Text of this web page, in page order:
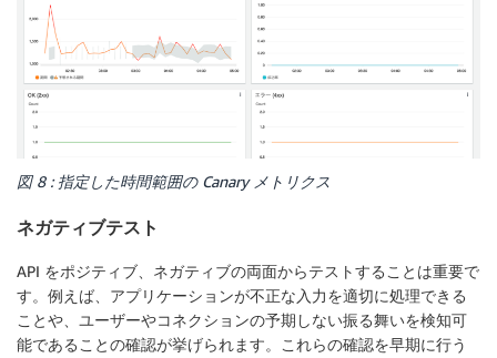
図 8 : 指定した時間範囲の Canary メトリクス
ネガティブテスト
API をポジティブ、ネガティブの両面からテストすることは重要で
す。例えば、アプリケーションが不正な入力を適切に処理できる
ことや、ユーザーやコネクションの予期しない振る舞いを検知可
能であることの確認が挙げられます。これらの確認を早期に行う